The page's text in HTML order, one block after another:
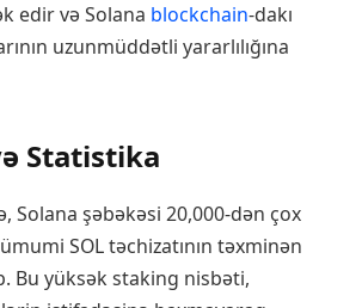
edir və Solana blockchain-dakı
uzunmüddətli yararlılığına
Statistika
Solana şəbəkəsi 20,000-dən çox
SOL təchizatının təxminən
Bu yüksək staking nisbəti,